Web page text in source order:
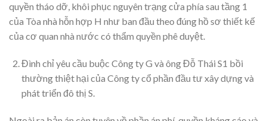
quyền tháo dỡ, khôi phục nguyên trạng cửa phía sau tầng 1
của Tòa nhà hỗn hợp H như ban đầu theo đúng hồ sơ thiết kế
của cơ quan nhà nước có thẩm quyền phê duyệt.
Đình chỉ yêu cầu buộc Công ty G và ông Đỗ Thái S1 bồi
thường thiệt hại của Công ty cổ phần đầu tư xây dựng và
phát triển đô thị S.